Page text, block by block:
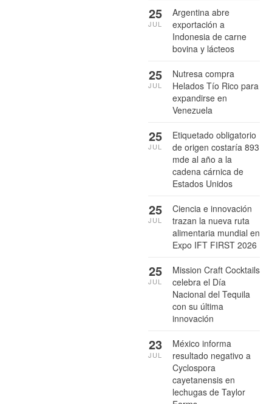
Argentina abre
exportación a
Indonesia de carne
bovina y lácteos
25
JUL
Nutresa compra
Helados Tío Rico para
expandirse en
Venezuela
25
JUL
Etiquetado obligatorio
de origen costaría 893
mde al año a la
cadena cárnica de
Estados Unidos
25
JUL
Ciencia e innovación
trazan la nueva ruta
alimentaria mundial en
Expo IFT FIRST 2026
25
JUL
Mission Craft Cocktails
celebra el Día
Nacional del Tequila
con su última
innovación
25
JUL
México informa
resultado negativo a
Cyclospora
cayetanensis en
lechugas de Taylor
23
JUL